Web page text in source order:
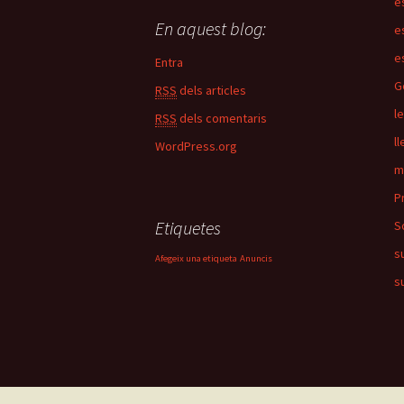
En aquest blog:
Entra
RSS dels articles
RSS dels comentaris
WordPress.org
Etiquetes
Afegeix una etiqueta Anuncis